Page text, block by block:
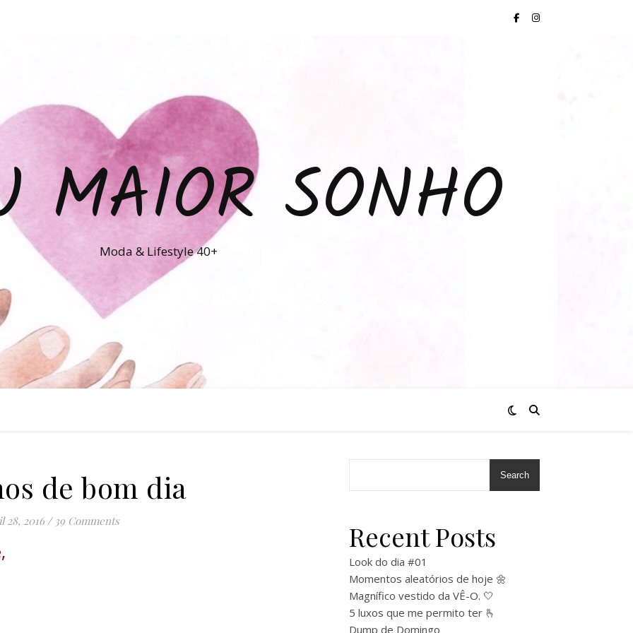
MAIOR SONHO
Moda & Lifestyle 40+
de bom dia
28, 2016 / 39 Comments
Search
Recent Posts
Look do dia #01
Momentos aleatórios de hoje 🌼
Magnífico vestido da VÊ-O. 🤍
5 luxos que me permito ter 🫰
Dump de Domingo